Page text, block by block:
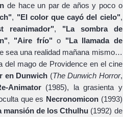
de hace un par de años y poco o
, "El color que cayó del cielo",
reanimador", "La sombra de
, "Aire frío" o "La llamada de
sea una realidad mañana mismo…
del mago de Providence en el cine
en Dunwich (The Dunwich Horror,
Animator(1985), la grasienta y
que es Necronomicon(1993)
mansión de los Cthulhu (1992) de